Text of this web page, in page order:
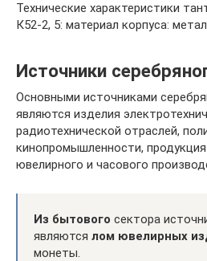
Технические характеристики
К52-2, 5: материал корпуса:
Источники
Основными источниками
являются изделия
радиотехнической отраслей,
кинопромышленности, продукция
ювелирного и часового
Из бытового сектора
являются лом ювелирных
монеты.